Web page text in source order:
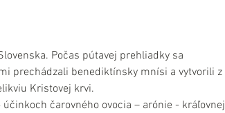
Počas pútavej prehliadky sa
prechádzali benediktínsky mnísi a vytvorili z
Kristovej krvi.
čarovného ovocia – arónie - kráľovnej